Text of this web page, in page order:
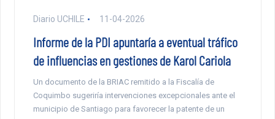
Diario UCHILE 11-04-2026
Informe de la PDI apuntaría a eventual tráfico
de influencias en gestiones de Karol Cariola
Un documento de la BRIAC remitido a la Fiscalía de
Coquimbo sugeriría intervenciones excepcionales ante el
municipio de Santiago para favorecer la patente de un